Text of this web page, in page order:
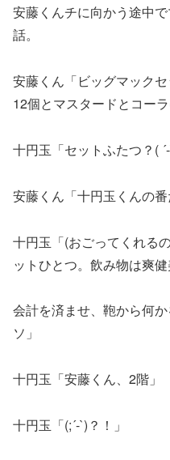
安藤くんチに向かう途中
話。
安藤くん「ビッグマック
12個とマスタードとコーラ(
十円玉「セットふたつ？( ´-
安藤くん「十円玉くんの番
十円玉「(おごってくれる
ットひとつ。飲み物は爽健
会計を済ませ、鞄から何
ソ」
十円玉「安藤くん、2階」
十円玉「(;´-`)？！」